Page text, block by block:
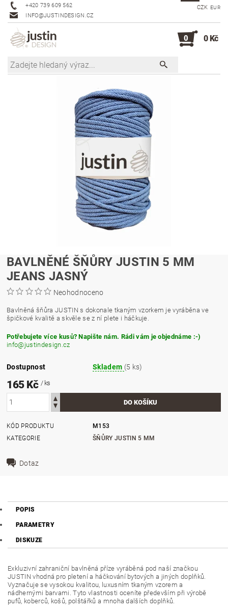
+420 739 609 562
INFO@JUSTINDESIGN.CZ
CZK EUR
0 0 Kč
BAVLNĚNÉ ŠŇŮRY JUSTIN 5 MM
JEANS JASNÝ
Neohodnoceno
Bavlněná šňůra JUSTIN s dokonale tkaným vzorkem je vyráběna ve
špičkové kvalitě a skvěle se z ní plete i háčkuje.
Potřebujete více kusů? Napište nám. Rádi vám je objednáme :-)
info@justindesign.cz
Dostupnost Skladem (5 ks)
165 Kč / ks
KÓD PRODUKTU
M153
KATEGORIE
ŠŇŮRY JUSTIN 5 MM
Dotaz
POPIS
PARAMETRY
DISKUZE
Exkluzivní zahraniční bavlněná příze vyráběná pod naší značkou
JUSTIN vhodná pro pletení a háčkování bytových a jiných doplňků.
Vyznačuje se vysokou kvalitou, luxusním tkaným vzorem a
nádhernými barvami. Tyto vlastnosti oceníte především při výrobě
pufů, koberců, košů, polštářků a mnoha dalších doplňků.